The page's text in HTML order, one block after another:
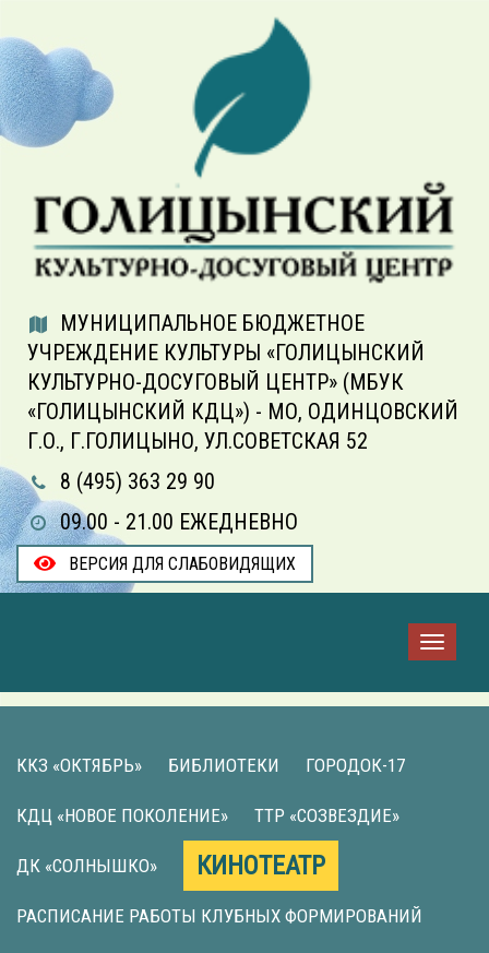
МУНИЦИПАЛЬНОЕ БЮДЖЕТНОЕ
УЧРЕЖДЕНИЕ КУЛЬТУРЫ «ГОЛИЦЫНСКИЙ
КУЛЬТУРНО-ДОСУГОВЫЙ ЦЕНТР» (МБУК
«ГОЛИЦЫНСКИЙ КДЦ») - МО, ОДИНЦОВСКИЙ
Г.О., Г.ГОЛИЦЫНО, УЛ.СОВЕТСКАЯ 52
8 (495) 363 29 90
09.00 - 21.00 ЕЖЕДНЕВНО
ВЕРСИЯ ДЛЯ СЛАБОВИДЯЩИХ
ККЗ «ОКТЯБРЬ» БИБЛИОТЕКИ ГОРОДОК-17
КДЦ «НОВОЕ ПОКОЛЕНИЕ» ТТР «СОЗВЕЗДИЕ»
ДК «СОЛНЫШКО» КИНОТЕАТР
РАСПИСАНИЕ РАБОТЫ КЛУБНЫХ ФОРМИРОВАНИЙ